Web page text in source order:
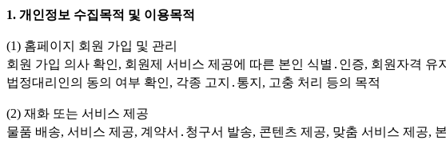
1. 개인정보 수집목적 및 이용목적
(1) 홈페이지 회원 가입 및 관리
회원 가입 의사 확인, 회원제 서비스 제공에 따른 본인 식별․인증, 회원자격
법정대리인의 동의 여부 확인, 각종 고지․통지, 고충 처리 등의 목적
(2) 재화 또는 서비스 제공
물품 배송, 서비스 제공, 계약서․청구서 발송, 콘텐츠 제공, 맞춤 서비스 제공,